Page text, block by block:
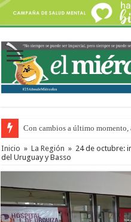
Con cambios a último
Inicio » La Región » 24 de octubre:
del Uruguay y Basso